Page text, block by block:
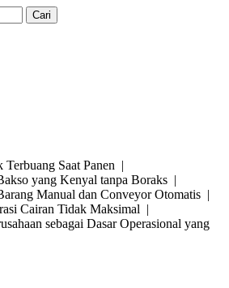
Terbuang Saat Panen |
yang Kenyal tanpa Boraks |
Manual dan Conveyor Otomatis |
Cairan Tidak Maksimal |
sebagai Dasar Operasional yang